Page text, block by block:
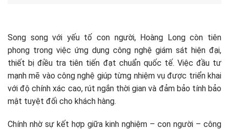
Song song với yếu tố con người, Hoàng Long còn tiên
phong trong việc ứng dụng công nghệ giám sát hiện đại,
thiết bị điều tra tiên tiến đạt chuẩn quốc tế. Việc đầu tư
mạnh mẽ vào công nghệ giúp từng nhiệm vụ được triển khai
với độ chính xác cao, rút ngắn thời gian và đảm bảo tính bảo
mật tuyệt đối cho khách hàng.
Chính nhờ sự kết hợp giữa kinh nghiệm – con người – công